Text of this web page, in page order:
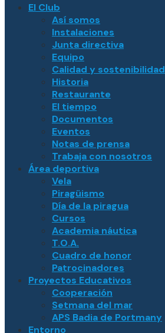
El Club
Así somos
Instalaciones
Junta directiva
Equipo
Calidad y sostenibilidad
Historia
Restaurante
El tiempo
Documentos
Eventos
Notas de prensa
Trabaja con nosotros
Área deportiva
Vela
Piragüismo
Día de la piragua
Cursos
Academia náutica
T.O.A.
Cuadro de honor
Patrocinadores
Proyectos Educativos
Cooperación
Setmana del mar
APS Badia de Portmany
Entorno